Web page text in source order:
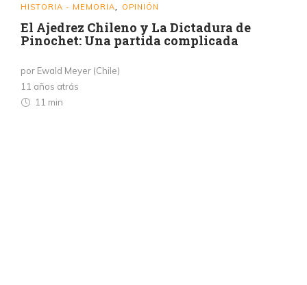
HISTORIA - MEMORIA OPINIÓN
El Ajedrez Chileno y La Dictadura de
Pinochet: Una partida complicada
por Ewald Meyer (Chile)
11 años atrás
11 min